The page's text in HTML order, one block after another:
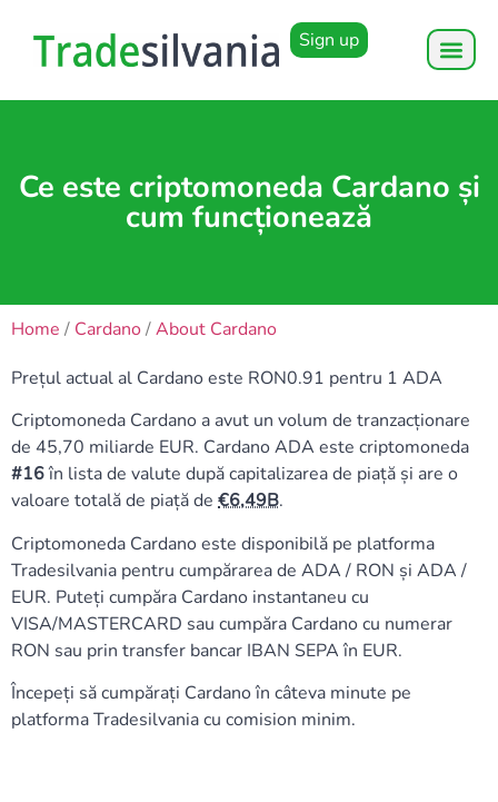
Sign up
Ce este criptomoneda Cardano și
cum funcționează
Home / Cardano/About Cardano
Prețul actual al Cardano este RON0.91 pentru 1 ADA
Criptomoneda Cardano a avut un volum de tranzacționare
de 45,70 miliarde EUR. Cardano ADA este criptomoneda
#16în lista de valute după capitalizarea de piață și are o
valoare totală de piață de 6,49B.
Criptomoneda Cardano este disponibilă pe platforma
Tradesilvania pentru cumpărarea de ADA / RON și ADA /
EUR. Puteți cumpăra Cardano instantaneu cu
VISA/MASTERCARD sau cumpăra Cardano cu numerar
RON sau prin transfer bancar IBAN SEPA în EUR.
Începeți să cumpărați Cardano în câteva minute pe
platforma Tradesilvania cu comision minim.